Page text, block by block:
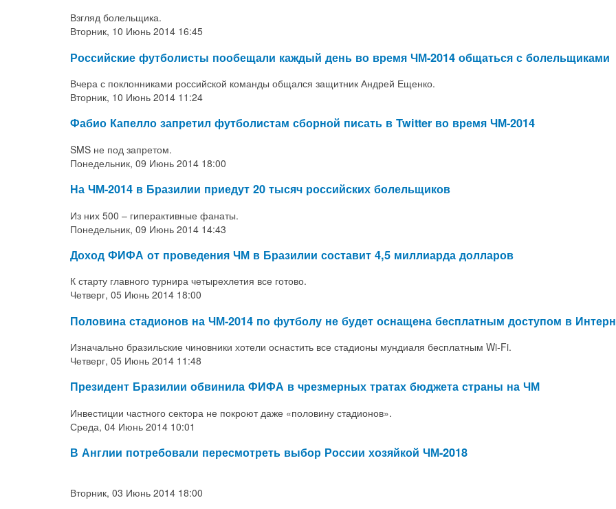
Взгляд болельщика.
Вторник, 10 Июнь 2014 16:45
Российские футболисты пообещали каждый день во время ЧМ-2014 общаться с болельщиками
Вчера с поклонниками российской команды общался защитник Андрей Ещенко.
Вторник, 10 Июнь 2014 11:24
Фабио Капелло запретил футболистам сборной писать в Twitter во время ЧМ-2014
SMS не под запретом.
Понедельник, 09 Июнь 2014 18:00
На ЧМ-2014 в Бразилии приедут 20 тысяч российских болельщиков
Из них 500 – гиперактивные фанаты.
Понедельник, 09 Июнь 2014 14:43
Доход ФИФА от проведения ЧМ в Бразилии составит 4,5 миллиарда долларов
К старту главного турнира четырехлетия все готово.
Четверг, 05 Июнь 2014 18:00
Половина стадионов на ЧМ-2014 по футболу не будет оснащена бесплатным доступом в
Изначально бразильские чиновники хотели оснастить все стадионы мундиаля бесплатным Wi-Fi.
Четверг, 05 Июнь 2014 11:48
Президент Бразилии обвинила ФИФА в чрезмерных тратах бюджета страны на ЧМ
Инвестиции частного сектора не покроют даже «половину стадионов».
Среда, 04 Июнь 2014 10:01
В Англии потребовали пересмотреть выбор России хозяйкой ЧМ-2018
Вторник, 03 Июнь 2014 18:00